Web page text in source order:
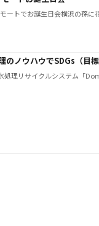
ートでお誕生日会横浜の孫に
のノウハウでSDGs（目
処理リサイクルシステム「